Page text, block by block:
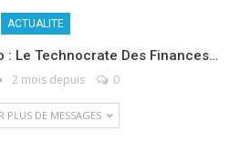
ACTUALITE
: Le Technocrate Des Finances…
2 mois depuis 0
PLUS DE MESSAGES